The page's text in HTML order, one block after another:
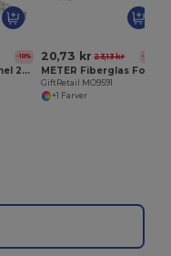
-18%
MELO Professionel 2m Målebånd i Sølvkasse
20,73 kr 23,13 kr -10%
GiftRetail MO9591
+1 Farver